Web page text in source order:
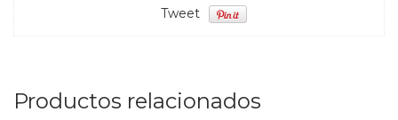
Tweet
Productos relacionados